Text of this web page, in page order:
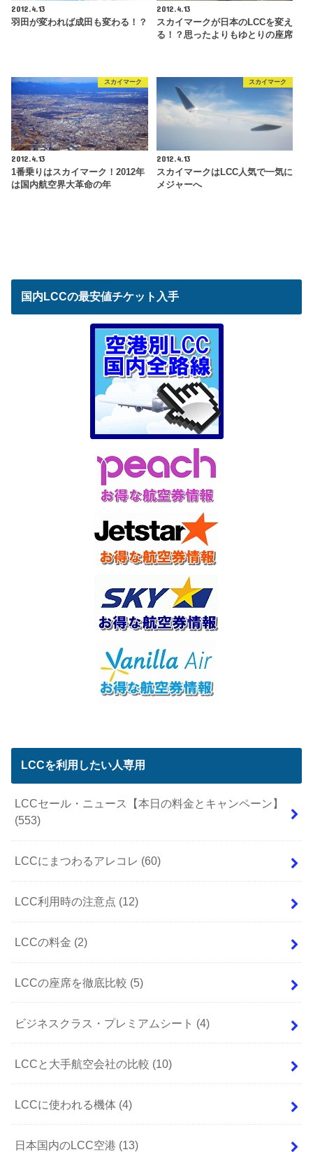
2012.4.13
羽田が変われば成田も変わる！？
2012.4.13
スカイマークが日本のLCCを変え
る！？思ったよりもゆとりの座席
スカイマーク
2012.4.13
1番乗りはスカイマーク！2012年
は国内航空界大革命の年
スカイマーク
2012.4.13
スカイマークはLCC人気で一気に
メジャーへ
国内LCCの最安値チケット入手
LCCを利用したい人専用
LCCセール・ニュース【本日の料金とキャンペーン】
(553)
LCCにまつわるアレコレ (60)
LCC利用時の注意点 (12)
LCCの料金 (2)
LCCの座席を徹底比較 (5)
ビジネスクラス・プレミアムシート (4)
LCCと大手航空会社の比較 (10)
LCCに使われる機体 (4)
日本国内のLCC空港 (13)